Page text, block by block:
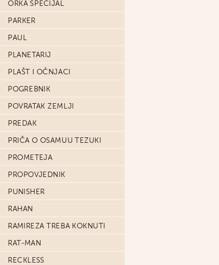
ORKA SPECIJAL
PARKER
PAUL
PLANETARIJ
PLAŠT I OČNJACI
POGREBNIK
POVRATAK ZEMLJI
PREDAK
PRIČA O OSAMUU TEZUKI
PROMETEJA
PROPOVJEDNIK
PUNISHER
RAHAN
RAMIREZA TREBA KOKNUTI
RAT-MAN
RECKLESS